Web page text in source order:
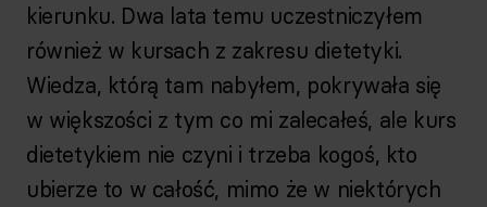
kierunku. Dwa lata temu uczestniczyłem
również w kursach z zakresu dietetyki.
Wiedza, którą tam nabyłem, pokrywała się
w większości z tym co mi zalecałeś, ale kurs
dietetykiem nie czyni i trzeba kogoś, kto
ubierze to w całość, mimo że w niektórych